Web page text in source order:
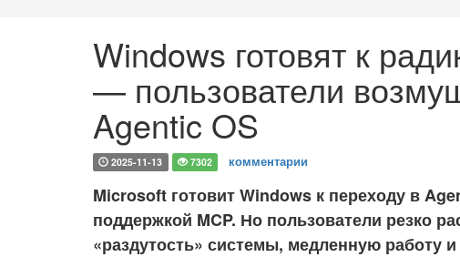
Windows готовят к
— пользователи
Agentic OS
2025-11-13 7302 комментарии
Microsoft готовит Windows к переходу в
поддержкой MCP. Но пользователи резко
«раздутость» системы, медленную работу